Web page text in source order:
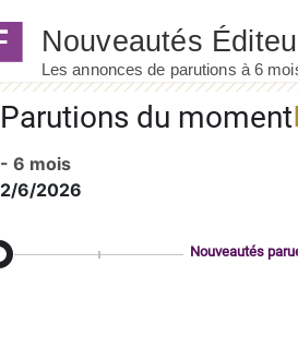
Parutions du moment
- 6 mois
2/6/2026
Nouveautés